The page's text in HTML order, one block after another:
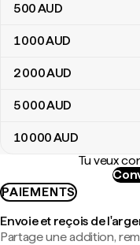
500AUD
1 000AUD
2 000AUD
5 000AUD
10 000AUD
Tu veux
PAIEMENTS
Envoie et reçois de
Partage une addition,